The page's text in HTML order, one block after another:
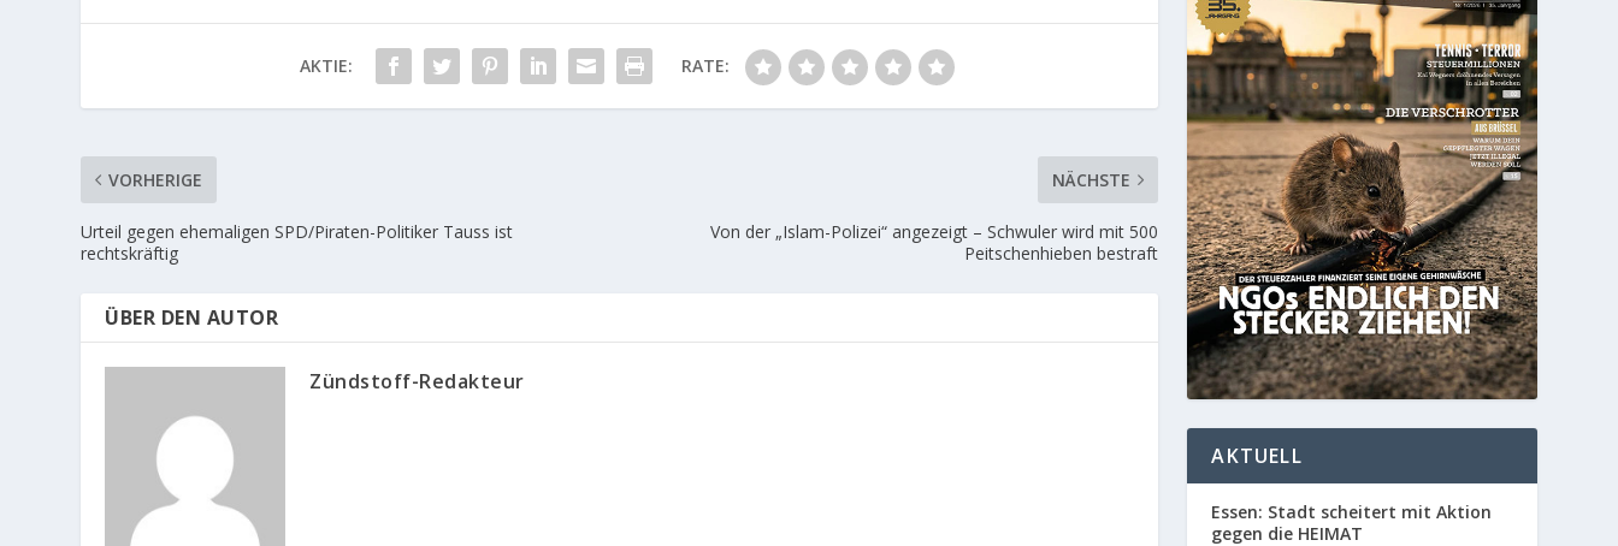
AKTIE: RATE:
VORHERIGE
Urteil gegen ehemaligen SPD/Piraten-Politiker Tauss ist
rechtskräftig
NÄCHSTE
Von der „Islam-Polizei“ angezeigt – Schwuler wird mit 500
Peitschenhieben bestraft
ÜBER DEN AUTOR
Zündstoff-Redakteur
AKTUELL
Essen: Stadt scheitert mit Aktion
gegen die HEIMAT